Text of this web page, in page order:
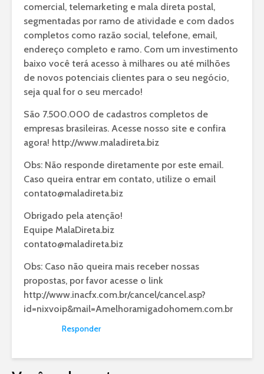
comercial, telemarketing e mala direta postal,
segmentadas por ramo de atividade e com dados
completos como razão social, telefone, email,
endereço completo e ramo. Com um investimento
baixo você terá acesso à milhares ou até milhões
de novos potenciais clientes para o seu negócio,
seja qual for o seu mercado!
São 7.500.000 de cadastros completos de
empresas brasileiras. Acesse nosso site e confira
agora! http://www.maladireta.biz
Obs: Não responde diretamente por este email.
Caso queira entrar em contato, utilize o email
contato@maladireta.biz
Obrigado pela atenção!
Equipe MalaDireta.biz
contato@maladireta.biz
Obs: Caso não queira mais receber nossas
propostas, por favor acesse o link
http://www.inacfx.com.br/cancel/cancel.asp?
id=nixvoip&mail=Amelhoramigadohomem.com.br
Responder